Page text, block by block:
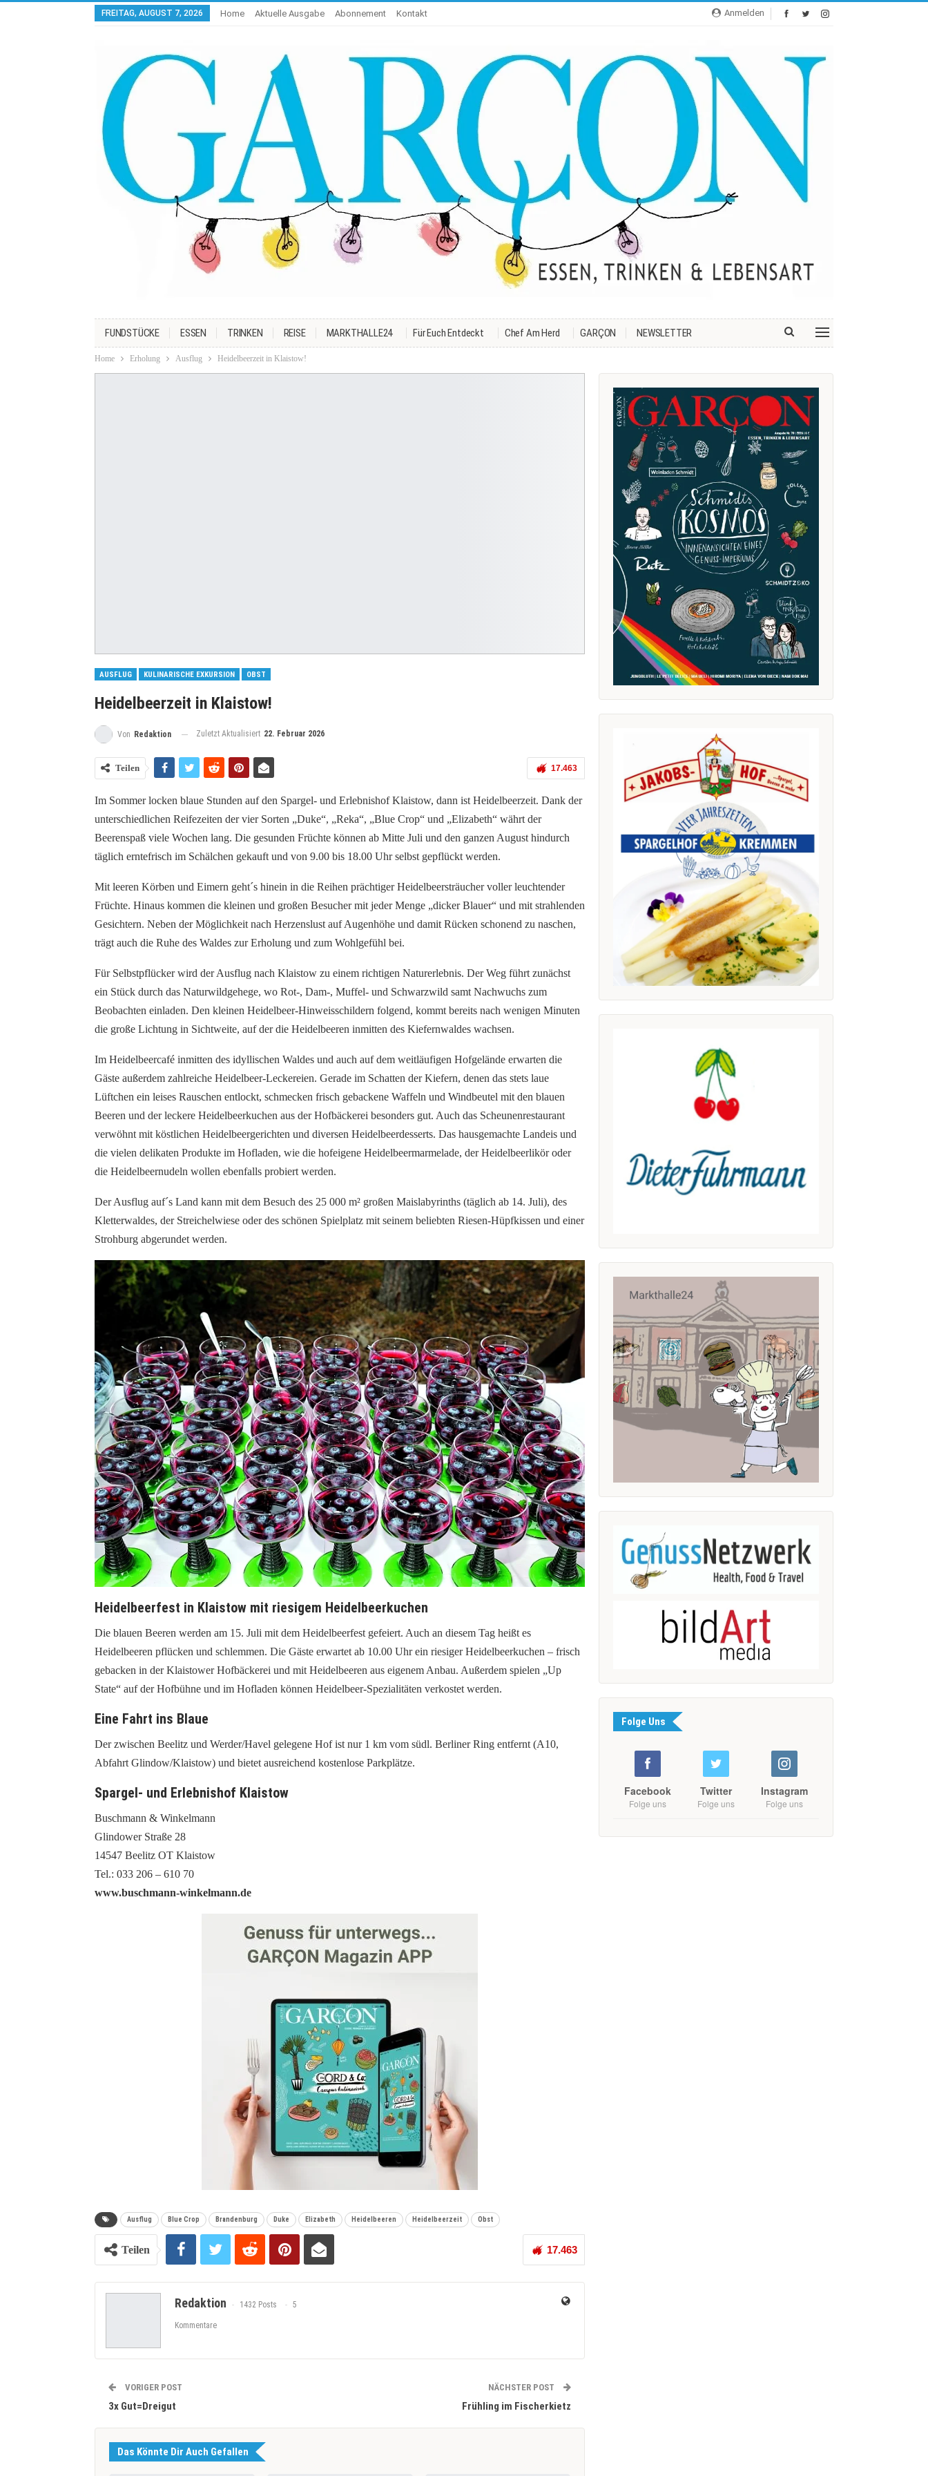
Anmelden
FREITAG, AUGUST 7, 2026 Home Aktuelle Ausgabe Abonnement Kontakt
FUNDSTÜCKE ESSEN TRINKEN REISE MARKTHALLE24 Für Euch Entdeckt Chef Am Herd GARÇON NEWSLETTER
Home Erholung Ausflug Heidelbeerzeit in Klaistow!
AUSFLUG KULINARISCHE EXKURSION OBST
Heidelbeerzeit in Klaistow!
Von Redaktion Zuletzt Aktualisiert 22. Februar 2026
17.463
Teilen
Im Sommer locken blaue Stunden auf den Spargel- und Erlebnishof Klaistow, dann ist Heidelbeerzeit. Dank der
unterschiedlichen Reifezeiten der vier Sorten „Duke“, „Reka“, „Blue Crop“ und „Elizabeth“ währt der
Beerenspaß viele Wochen lang. Die gesunden Früchte können ab Mitte Juli und den ganzen August hindurch
täglich erntefrisch im Schälchen gekauft und von 9.00 bis 18.00 Uhr selbst gepflückt werden.
Mit leeren Körben und Eimern geht´s hinein in die Reihen prächtiger Heidelbeersträucher voller leuchtender
Früchte. Hinaus kommen die kleinen und großen Besucher mit jeder Menge „dicker Blauer“ und mit strahlenden
Gesichtern. Neben der Möglichkeit nach Herzenslust auf Augenhöhe und damit Rücken schonend zu naschen,
trägt auch die Ruhe des Waldes zur Erholung und zum Wohlgefühl bei.
Für Selbstpflücker wird der Ausflug nach Klaistow zu einem richtigen Naturerlebnis. Der Weg führt zunächst
ein Stück durch das Naturwildgehege, wo Rot-, Dam-, Muffel- und Schwarzwild samt Nachwuchs zum
Beobachten einladen. Den kleinen Heidelbeer-Hinweisschildern folgend, kommt bereits nach wenigen Minuten
die große Lichtung in Sichtweite, auf der die Heidelbeeren inmitten des Kiefernwaldes wachsen.
Im Heidelbeercafé inmitten des idyllischen Waldes und auch auf dem weitläufigen Hofgelände erwarten die
Gäste außerdem zahlreiche Heidelbeer-Leckereien. Gerade im Schatten der Kiefern, denen das stets laue
Lüftchen ein leises Rauschen entlockt, schmecken frisch gebackene Waffeln und Windbeutel mit den blauen
Beeren und der leckere Heidelbeerkuchen aus der Hofbäckerei besonders gut. Auch das Scheunenrestaurant
verwöhnt mit köstlichen Heidelbeergerichten und diversen Heidelbeerdesserts. Das hausgemachte Landeis und
die vielen delikaten Produkte im Hofladen, wie die hofeigene Heidelbeermarmelade, der Heidelbeerlikör oder
die Heidelbeernudeln wollen ebenfalls probiert werden.
Der Ausflug auf´s Land kann mit dem Besuch des 25 000 m² großen Maislabyrinths (täglich ab 14. Juli), des
Kletterwaldes, der Streichelwiese oder des schönen Spielplatz mit seinem beliebten Riesen-Hüpfkissen und einer
Strohburg abgerundet werden.
Heidelbeerfest in Klaistow mit riesigem Heidelbeerkuchen
Die blauen Beeren werden am 15. Juli mit dem Heidelbeerfest gefeiert. Auch an diesem Tag heißt es
Heidelbeeren pflücken und schlemmen. Die Gäste erwartet ab 10.00 Uhr ein riesiger Heidelbeerkuchen – frisch
gebacken in der Klaistower Hofbäckerei und mit Heidelbeeren aus eigenem Anbau. Außerdem spielen „Up
State“ auf der Hofbühne und im Hofladen können Heidelbeer-Spezialitäten verkostet werden.
Eine Fahrt ins Blaue
Der zwischen Beelitz und Werder/Havel gelegene Hof ist nur 1 km vom südl. Berliner Ring entfernt (A10,
Abfahrt Glindow/Klaistow) und bietet ausreichend kostenlose Parkplätze.
Spargel- und Erlebnishof Klaistow
Buschmann & Winkelmann
Glindower Straße 28
14547 Beelitz OT Klaistow
Tel.: 033 206 – 610 70
www.buschmann-winkelmann.de
Ausflug Blue Crop Brandenburg Duke Elizabeth Heidelbeeren Heidelbeerzeit Obst
17.463
Teilen
Redaktion 1432 Posts 5
Kommentare
VORIGER POST
3x Gut=Dreigut
NÄCHSTER POST
Frühling im Fischerkietz
Das Könnte Dir Auch Gefallen
Folge Uns
Facebook
Folge uns
Twitter
Folge uns
Instagram
Folge uns